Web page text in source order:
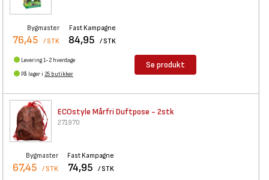
Bygmaster
76,45 / STK
Fast Kampagne
84,95 / STK
Levering 1-2 hverdage
På lager i 25 butikker
Se produkt
ECOstyle Mårfri Duftpose - 2stk
271970
Bygmaster
67,45 / STK
Fast Kampagne
74,95 / STK